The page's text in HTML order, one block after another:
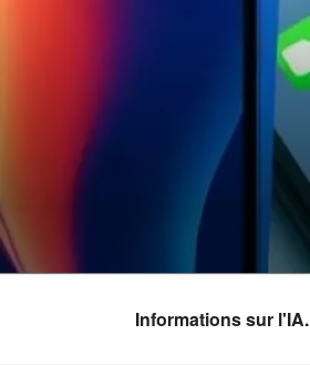
Informations sur l'IA.